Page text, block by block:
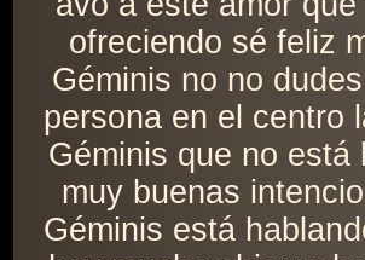
ofreciendo sé feliz
Géminis no no
persona en el centro
Géminis que no está
muy buenas
Géminis está